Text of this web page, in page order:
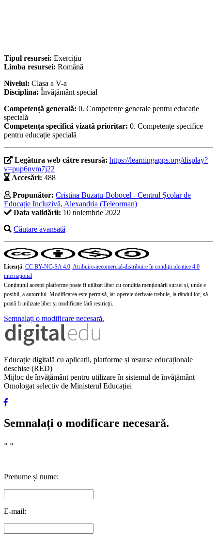
Tipul resursei: Exercițiu
Limba resursei: Română
Nivelul: Clasa a V-a
Disciplina: Învățământ special
Competență generală: 0. Competențe generale pentru educație
specială
Competența specifică vizată prioritar: 0. Competențe specifice
pentru educație specială
Legătura web către resursă: https://learningapps.org/display?
v=pup6nvm7j22
Accesări: 488
Propunător: Cristina Buzatu-Bobocel - Centrul Școlar de
Educație Incluzivă, Alexandria (Teleorman)
Data validării: 10 noiembrie 2022
Căutare avansată
Licență: CC BY-NC-SA 4.0, Atribuire-necomercial-distribuire în condiţii identice 4.0
internațional
Conținutul acestei platforme poate fi utilizat liber cu condiția menționării sursei și, unde e
posibil, a autorului. Modificarea este permisă, iar operele derivate trebuie, la rândul lor, să
poată fi utilizate liber și modificate fără restricții.
Semnalați o modificare necesară.
Educație digitală cu aplicații, platforme și resurse educaționale
deschise (RED)
Mijloc de învățământ pentru utilizare în sistemul de învățământ
Omologat selectiv de Ministerul Educației
Semnalați o modificare necesară.
« »
Prenume și nume:
E-mail: